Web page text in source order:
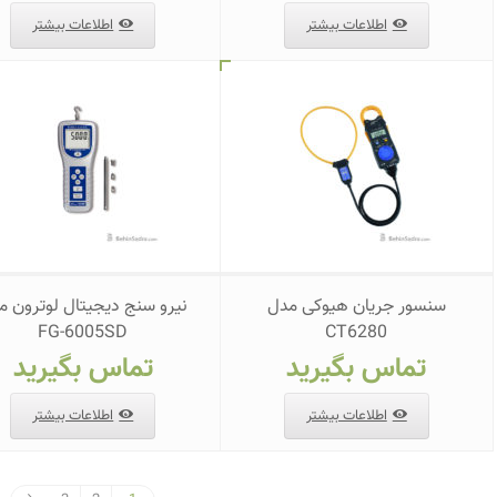
اطلاعات بیشتر اطلاعات بیشتر
سنسور جریان هیوکی مدل
CT6280
تماس بگیرید
اطلاعات بیشتر
نیرو سنج دیجیتال لوترون
FG-6005SD
تماس بگیرید
اطلاعات بیشتر